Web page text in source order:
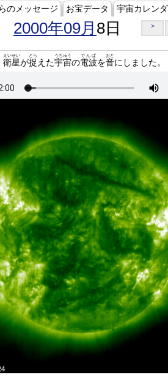
のメッセージ お宝データ 宇宙カレン
2000年09月 8日 >
衛星
えいせい
が捉
とら
えた宇宙
うちゅう
の電波
でんぱ
を音
おと
にしました。